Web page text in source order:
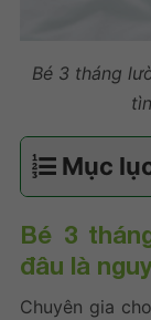
Bé 3 tháng
Mục
Bé 3
đâu là
Chuyên gia